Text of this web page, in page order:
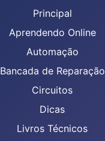
Principal
Aprendendo Online
Automação
Bancada de Reparação
Circuitos
Dicas
Livros Técnicos